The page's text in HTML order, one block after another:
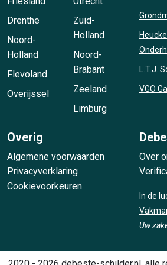
Drenthe
Noord-
Holland
Flevoland
Overijssel
Zuid-
Holland
Noord-
Brabant
Zeeland
Limburg
L.T.J.
VGO
Overig
Algemene voorwaarden
Privacyverklaring
Cookievoorkeuren
Over
In de
Uw